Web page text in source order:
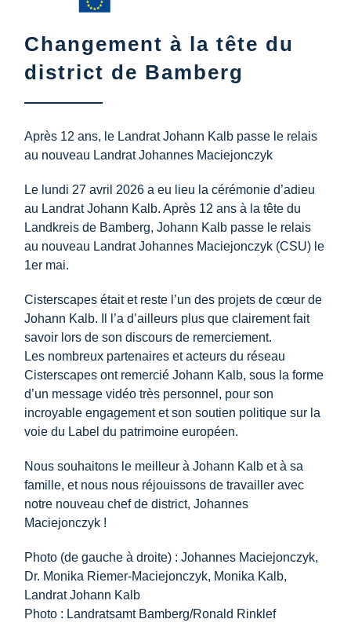
Centre d’information
Téléchargements
Patrimoine culinaire
Langage facile
Français
Changement à la tête du
district de Bamberg
Après 12 ans, le Landrat Johann Kalb passe le relais
au nouveau Landrat Johannes Maciejonczyk
Le lundi 27 avril 2026 a eu lieu la cérémonie d’adieu
au Landrat Johann Kalb. Après 12 ans à la tête du
Landkreis de Bamberg, Johann Kalb passe le relais
au nouveau Landrat Johannes Maciejonczyk (CSU) le
1er mai.
Cisterscapes était et reste l’un des projets de cœur de
Johann Kalb. Il l’a d’ailleurs plus que clairement fait
savoir lors de son discours de remerciement.
Les nombreux partenaires et acteurs du réseau
Cisterscapes ont remercié Johann Kalb, sous la forme
d’un message vidéo très personnel, pour son
incroyable engagement et son soutien politique sur la
voie du Label du patrimoine européen.
Nous souhaitons le meilleur à Johann Kalb et à sa
famille, et nous nous réjouissons de travailler avec
notre nouveau chef de district, Johannes
Maciejonczyk !
Photo (de gauche à droite) : Johannes Maciejonczyk,
Dr. Monika Riemer-Maciejonczyk, Monika Kalb,
Landrat Johann Kalb
Photo : Landratsamt Bamberg/Ronald Rinklef